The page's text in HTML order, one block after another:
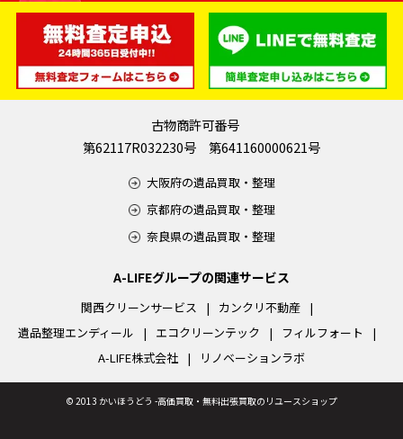
古物商許可番号
第62117R032230号 第641160000621号
大阪府の遺品買取・整理
京都府の遺品買取・整理
奈良県の遺品買取・整理
A-LIFEグループの関連サービス
関西クリーンサービス
カンクリ不動産
遺品整理エンディール
エコクリーンテック
フィルフォート
A-LIFE株式会社
リノベーションラボ
© 2013 かいほうどう -高価買取・無料出張買取のリユースショップ